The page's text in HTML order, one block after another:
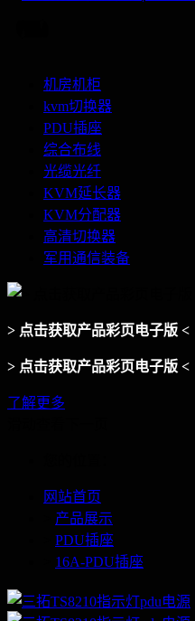
机房机柜
kvm切换器
PDU插座
综合布线
光缆光纤
KVM延长器
KVM分配器
高清切换器
军用通信装备
> 点击获取产品彩页电子版 <
> 点击获取产品彩页电子版 <
了解更多
网站首页
产品展示
PDU插座
16A-PDU插座